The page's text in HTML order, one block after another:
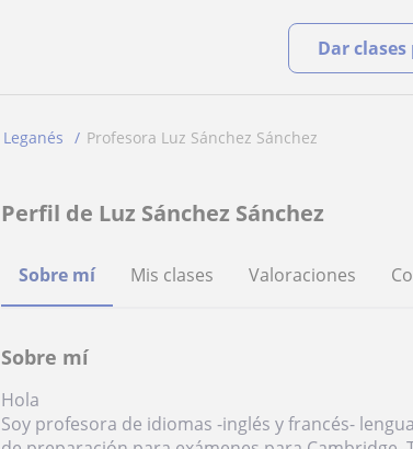
Dar
Leganés Profesora Luz Sánchez Sánchez
Perfil de Luz Sánchez Sánchez
Sobre mí Mis clases Valoraciones
Sobre mí
Hola
Soy profesora de idiomas -inglés y francés-